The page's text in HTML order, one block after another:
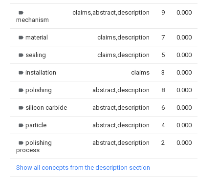
mechanism
claims,abstract,description 9 0.000
material claims,description 7 0.000
sealing claims,description 5 0.000
installation claims 3 0.000
polishing abstract,description 8 0.000
silicon carbide abstract,description 6 0.000
particle abstract,description 4 0.000
polishing
process
abstract,description 2 0.000
Show all concepts from the description section